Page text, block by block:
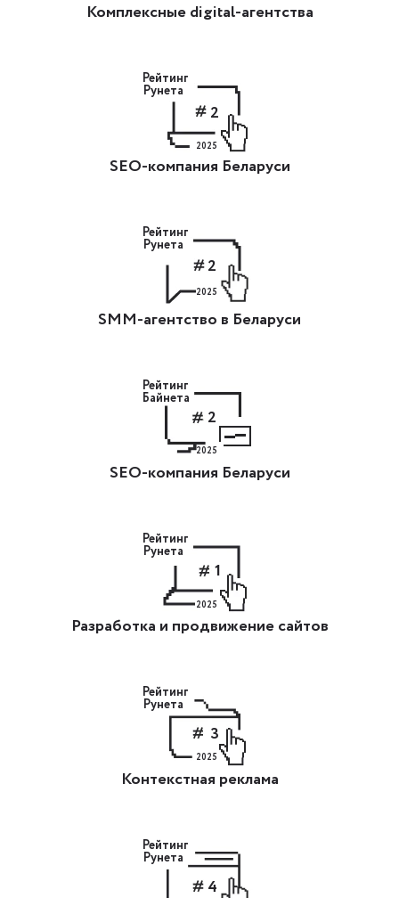
Комплексные digital-агентства
Рейтинг
Рунета
2
2025
SEO-компания Беларуси
Рейтинг
Рунета
2
2025
SMM-агентство в Беларуси
Рейтинг
Байнета
2
2025
SEO-компания Беларуси
Рейтинг
Рунета
1
2025
Разработка и продвижение сайтов
Рейтинг
Рунета
3
2025
Контекстная реклама
Рейтинг
Рунета
4